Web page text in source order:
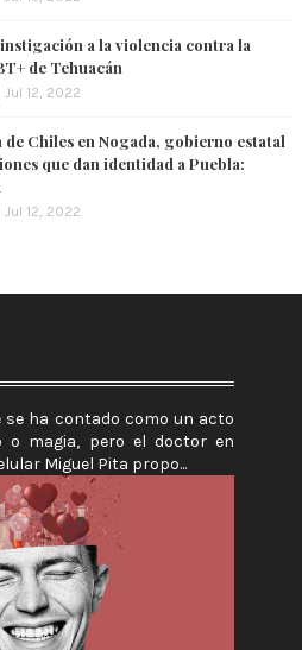
a la violencia contra la
de Tehuacán
Jul 12, 2022
Chiles en Nogada, gobierno estatal
que dan identidad a Puebla:
Jul 12, 2022
se ha contado como un acto
o magia, pero el doctor en
Miguel Pita propo...